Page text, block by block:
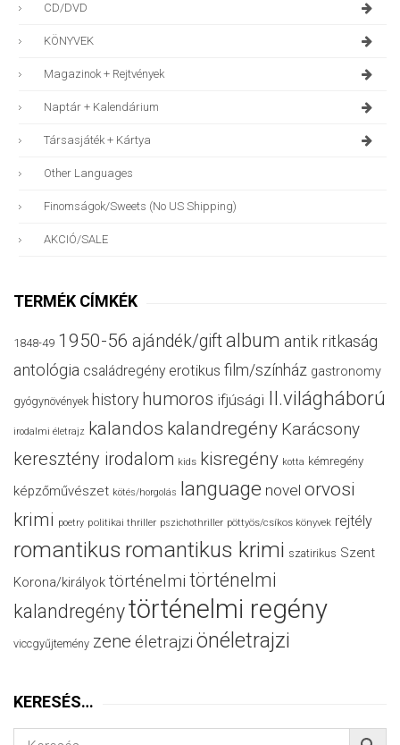
CD/DVD
KÖNYVEK
Magazinok + Rejtvények
Naptár + Kalendárium
Társasjáték + Kártya
Other Languages
Finomságok/sweets (no US Shipping)
AKCIÓ/SALE
TERMÉK CÍMKÉK
1848-49 1950-56 ajándék/giftalbum antik ritkaság
antológia családregény erotikus film/színház gastronomy
gyógynövények history humoros ifjúsági II.világháború
irodalmi életrajz kalandos kalandregény Karácsony
keresztény irodalom kids kisregény kotta kémregény
képzőművészet kötés/horgolás language novel orvosi
krimi poetry politikai thriller pszichothriller pöttyös/csíkos könyvek rejtély
romantikus romantikus krimi szatirikus Szent
Korona/királyok történelmi történelmi
kalandregénytörténelmi regény
viccgyűjtemény zene életrajzi önéletrajzi
KERESÉS…